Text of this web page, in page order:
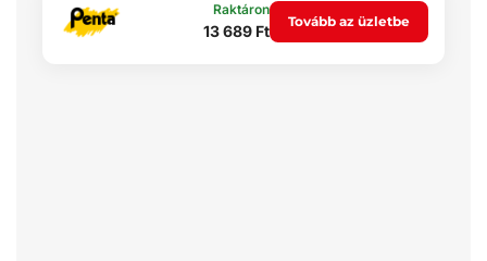
Raktáron
13 689 Ft
Tovább az üzletbe